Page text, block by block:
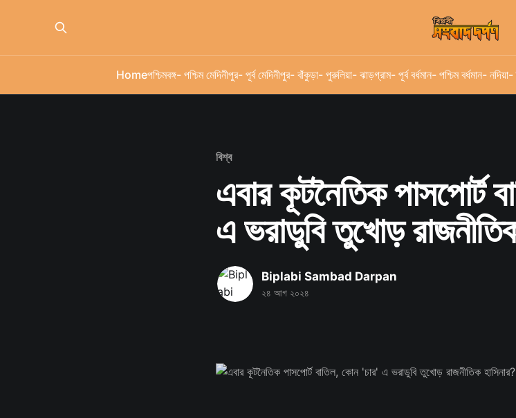
Homeপশ্চিমবঙ্গ- পশ্চিম মেদিনীপুর- পূর্ব মেদিনীপুর- বাঁকুড়া- পুরুলিয়া- ঝাড়গ্রাম- পূর্ব বর্ধমান- পশ্চিম বর্ধমান- নদিয়া-
বিশ্ব
এবার কূটনৈতিক পাসপোর্ট
এ ভরাডুবি তুখোড়
Biplabi Sambad Darpan
২৪ আগ ২০২৪